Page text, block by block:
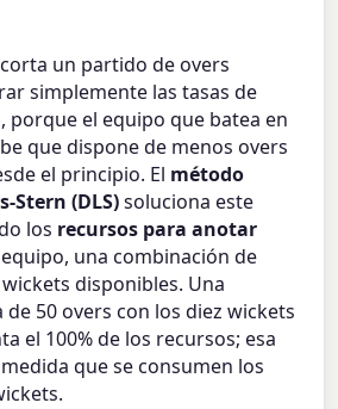
un partido de overs
simplemente las tasas de
porque el equipo que batea en
que dispone de menos overs
el principio. El método
Stern (DLS)soluciona este
los recursos para anotar
una combinación de
disponibles. Una
50 overs con los diez wickets
el 100% de los recursos; esa
que se consumen los